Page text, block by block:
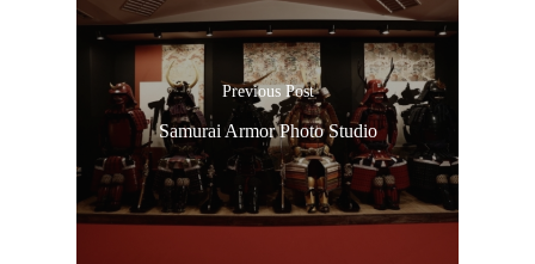
Previous Post
Samurai Armor Photo Studio